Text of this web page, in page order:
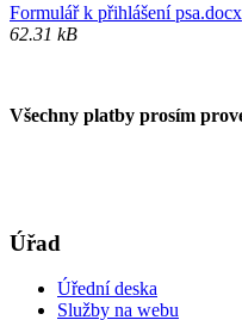
Formulář k přihlášení psa.docx
62.31 kB
Všechny platby prosím
Úřad
Úřední deska
Služby na webu